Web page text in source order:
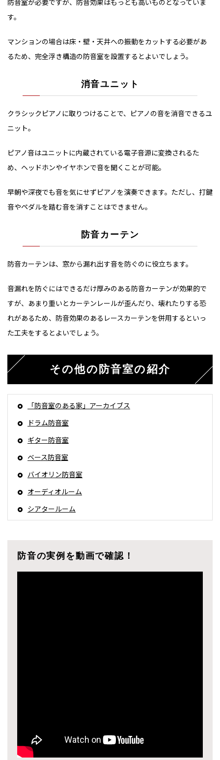
す。
マンションの場合は床・壁・天井への振動をカットする必要があ
るため、完全浮き構造の防音室を設置するとよいでしょう。
消音ユニット
クラシックピアノに取りつけることで、ピアノの音を消音できるユ
ニット。
ピアノ音はユニットに内蔵されている電子音源に変換されるた
め、ヘッドホンやイヤホンで音を聞くことが可能。
早朝や深夜でも音を気にせずピアノを演奏できます。ただし、打鍵
音やペダルを踏む音を消すことはできません。
防音カーテン
防音カーテンは、窓から漏れ出す音を防ぐのに役立ちます。
音漏れを防ぐにはできるだけ厚みのある防音カーテンが効果的で
すが、あまり重いとカーテンレールが歪んだり、壊れたりする恐
れがあるため、防音効果のあるレースカーテンを併用するといっ
た工夫をするとよいでしょう。
その他の防音室の紹介
「防音室のある家」アーカイブス
ドラム防音室
ギター防音室
ベース防音室
バイオリン防音室
オーディオルーム
シアタールーム
防音の実例を動画で確認！